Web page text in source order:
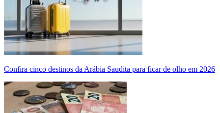
Confira cinco destinos da Arábia Saudita para ficar de olho em 2026